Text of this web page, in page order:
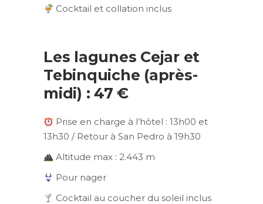
Cocktail et collation inclus
Les lagunes Cejar et
Tebinquiche (après-
midi) : 47 €
Prise en charge à l’hôtel : 13h00 et
13h30 / Retour à San Pedro à 19h30
Altitude max : 2.443 m
Pour nager
Cocktail au coucher du soleil inclus